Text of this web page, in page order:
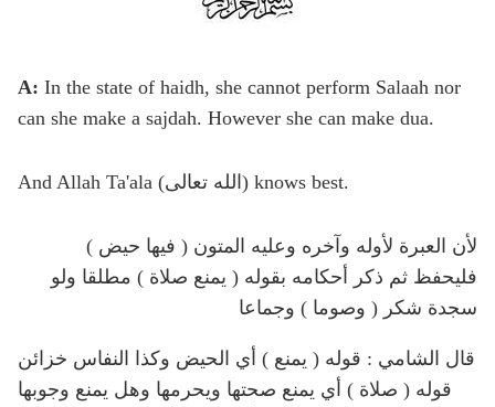
A: In the state of haidh, she cannot perform Salaah nor
can she make a sajdah. However she can make dua.
And Allah Ta'ala (الله تعالى) knows best.
( فيها حيض ) لأن العبرة لأوله وآخره وعليه المتون
فليحفظ ثم ذكر أحكامه بقوله ( يمنع صلاة ) مطلقا ولو
سجدة شكر ( وصوما ) وجماعا
قال الشامي : قوله ( يمنع ) أي الحيض وكذا النفاس خزائن
قوله ( صلاة ) أي يمنع صحتها ويحرمها وهل يمنع وجوبها